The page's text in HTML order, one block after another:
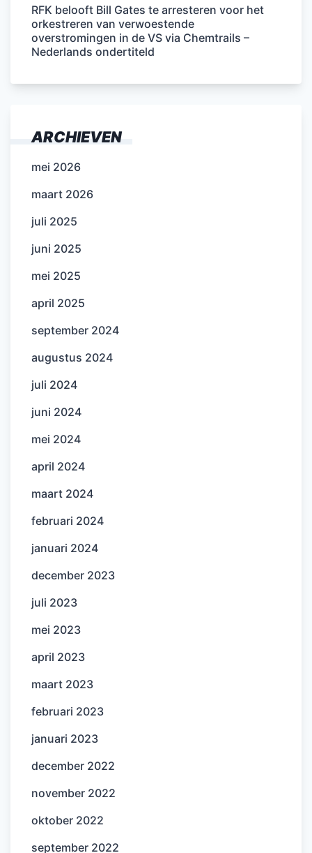
RFK belooft Bill Gates te arresteren voor het
orkestreren van verwoestende
overstromingen in de VS via Chemtrails –
Nederlands ondertiteld
ARCHIEVEN
mei 2026
maart 2026
juli 2025
juni 2025
mei 2025
april 2025
september 2024
augustus 2024
juli 2024
juni 2024
mei 2024
april 2024
maart 2024
februari 2024
januari 2024
december 2023
juli 2023
mei 2023
april 2023
maart 2023
februari 2023
januari 2023
december 2022
november 2022
oktober 2022
september 2022